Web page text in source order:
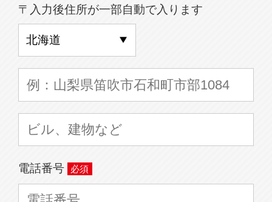
〒入力後住所が一部自動で入ります
電話番号